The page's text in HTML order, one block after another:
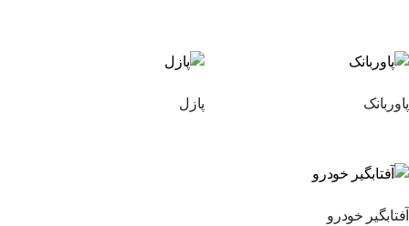
پاوربانک پازل
آفتابگیر خودرو